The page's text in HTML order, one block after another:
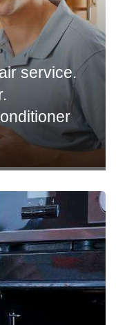
service.